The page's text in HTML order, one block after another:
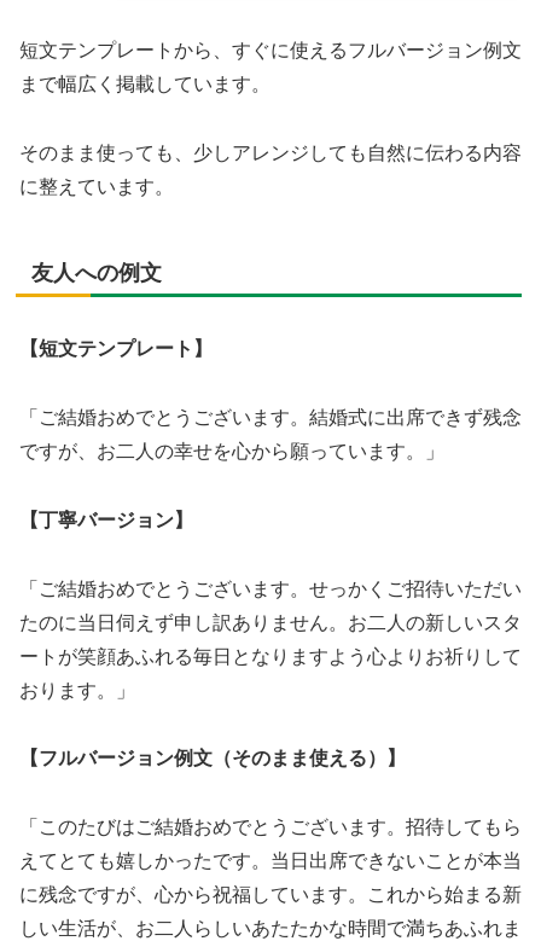
短文テンプレートから、すぐに使えるフルバージョン例文
まで幅広く掲載しています。
そのまま使っても、少しアレンジしても自然に伝わる内容
に整えています。
友人への例文
【短文テンプレート】
「ご結婚おめでとうございます。結婚式に出席できず残念
ですが、お二人の幸せを心から願っています。」
【丁寧バージョン】
「ご結婚おめでとうございます。せっかくご招待いただい
たのに当日伺えず申し訳ありません。お二人の新しいスタ
ートが笑顔あふれる毎日となりますよう心よりお祈りして
おります。」
【フルバージョン例文（そのまま使える）】
「このたびはご結婚おめでとうございます。招待してもら
えてとても嬉しかったです。当日出席できないことが本当
に残念ですが、心から祝福しています。これから始まる新
しい生活が、お二人らしいあたたかな時間で満ちあふれま